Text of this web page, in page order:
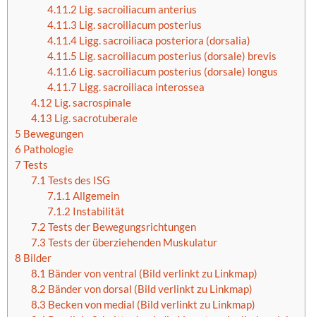
4.11.2 Lig. sacroiliacum anterius
4.11.3 Lig. sacroiliacum posterius
4.11.4Ligg. sacroiliaca posteriora (dorsalia)
4.11.5 Lig. sacroiliacum posterius (dorsale) brevis
4.11.6 Lig. sacroiliacum posterius (dorsale) longus
4.11.7Ligg. sacroiliaca interossea
4.12 Lig. sacrospinale
4.13 Lig. sacrotuberale
5 Bewegungen
6 Pathologie
7Tests
7.1 Tests des ISG
7.1.1 Allgemein
7.1.2 Instabilität
7.2 Tests der Bewegungsrichtungen
7.3 Tests der überziehenden Muskulatur
8 Bilder
8.1 Bänder von ventral (Bild verlinkt zu Linkmap)
8.2 Bänder von dorsal (Bild verlinkt zu Linkmap)
8.3 Becken von medial (Bild verlinkt zu Linkmap)